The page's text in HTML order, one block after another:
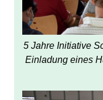
5 Jahre Initiative
Einladung eines